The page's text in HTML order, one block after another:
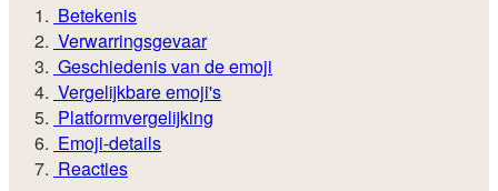
Betekenis
Verwarringsgevaar
Geschiedenis van de emoji
Vergelijkbare emoji's
Platformvergelijking
Emoji-details
Reacties